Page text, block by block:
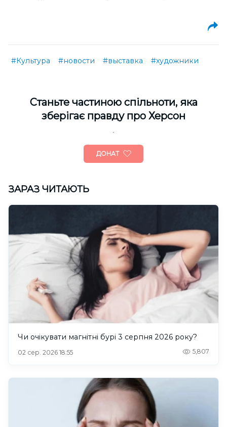
#Культура #новости #выставка #художники
Cтаньте частиною спільноти, яка
зберігає правду про Херсон
ДОНАТ
ЗАРАЗ ЧИТАЮТЬ
Чи очікувати магнітні бурі 3 серпня 2026 року?
02 сер. 2026 18:55 5,807